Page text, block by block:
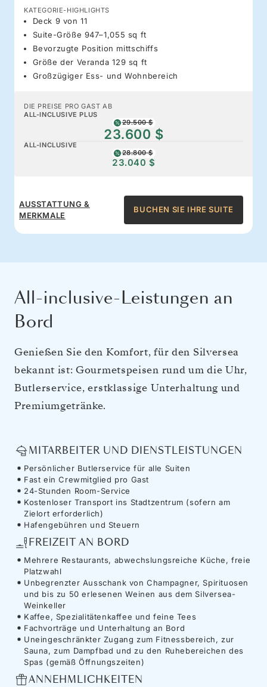
KATEGORIE-HIGHLIGHTS
Deck 9 von 11
Suite-Größe 947–1,055 sq ft
Bevorzugte Position mittschiffs
Größe der Veranda 129 sq ft
Großzügiger Ess- und Wohnbereich
DIE PREISE PRO GAST AB
ALL-INCLUSIVE PLUS
29.500 $
23.600 $
ALL-INCLUSIVE
28.800 $
23.040 $
AUSSTATTUNG &
MERKMALE
BUCHEN SIE IHRE SUITE
All-inclusive-Leistungen an
Bord
Genießen Sie den Komfort, für den Silversea
bekannt ist: Gourmetspeisen rund um die Uhr,
Butlerservice, erstklassige Unterhaltung und
Premiumgetränke.
MITARBEITER UND DIENSTLEISTUNGEN
Persönlicher Butlerservice für alle Suiten
Fast ein Crewmitglied pro Gast
24-Stunden Room-Service
Kostenloser Transport ins Stadtzentrum (sofern am
Zielort erforderlich)
Hafengebühren und Steuern
FREIZEIT AN BORD
Mehrere Restaurants, abwechslungsreiche Küche, freie
Platzwahl
Unbegrenzter Ausschank von Champagner, Spirituosen
und bis zu 50 erlesenen Weinen aus dem Silversea-
Weinkeller
Kaffee, Spezialitätenkaffee und feine Tees
Fachvorträge und Unterhaltung an Bord
Uneingeschränkter Zugang zum Fitnessbereich, zur
Sauna, zum Dampfbad und zu den Ruhebereichen des
Spas (gemäß Öffnungszeiten)
ANNEHMLICHKEITEN